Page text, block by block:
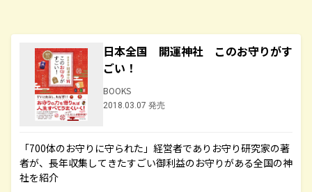
日本全国 開運神社 このお守りがす
ごい！
BOOKS
2018.03.07 発売
「700体のお守りに守られた」経営者でありお守り研究家の著
者が、長年収集してきたすごい御利益のお守りがある全国の神
社を紹介